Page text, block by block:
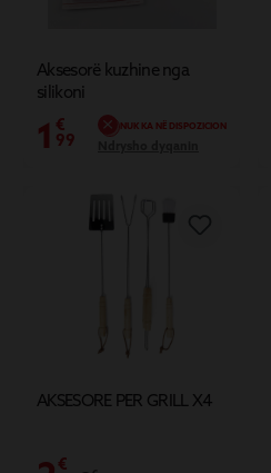
Aksesorë kuzhine nga
silikoni
1 €
99
NUK KA NË DISPOZICION
AKSESORE PER GRILL X4
€